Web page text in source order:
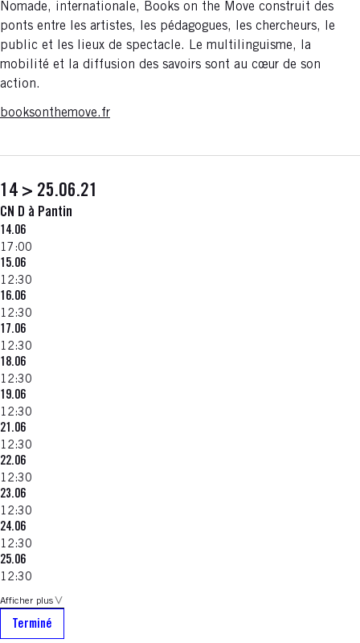
Nomade, internationale, Books on the Move construit des
ponts entre les artistes, les pédagogues, les chercheurs, le
public et les lieux de spectacle. Le multilinguisme, la
mobilité et la diffusion des savoirs sont au cœur de son
action.
booksonthemove.fr
14 > 25.06.21
CN D à Pantin
14.06
17:00
15.06
12:30
16.06
12:30
17.06
12:30
18.06
12:30
19.06
12:30
21.06
12:30
22.06
12:30
23.06
12:30
24.06
12:30
25.06
12:30
Afficher plus
Terminé